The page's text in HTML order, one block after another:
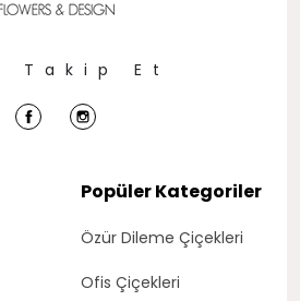
Popüler Kategoriler
Özür Dileme Çiçekleri
Ofis Çiçekleri
Takip Et